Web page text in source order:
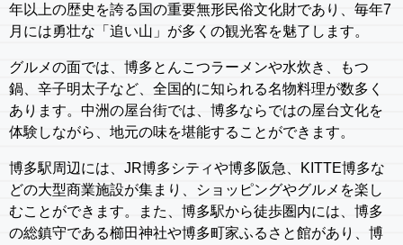
年以上の歴史を誇る国の重要無形民俗文化財であり、毎年7
月には勇壮な「追い山」が多くの観光客を魅了します。
グルメの面では、博多とんこつラーメンや水炊き、もつ
鍋、辛子明太子など、全国的に知られる名物料理が数多く
あります。中洲の屋台街では、博多ならではの屋台文化を
体験しながら、地元の味を堪能することができます。
博多駅周辺には、JR博多シティや博多阪急、KITTE博多な
どの大型商業施設が集まり、ショッピングやグルメを楽し
むことができます。また、博多駅から徒歩圏内には、博多
の総鎮守である櫛田神社や博多町家ふるさと館があり、博